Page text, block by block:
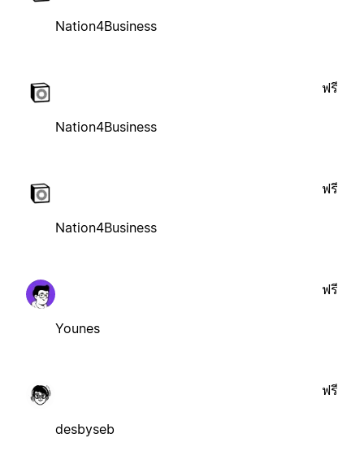
Nation4Business
Nation4Business
ฟรี
Nation4Business
ฟรี
Younes
ฟรี
desbyseb
ฟรี